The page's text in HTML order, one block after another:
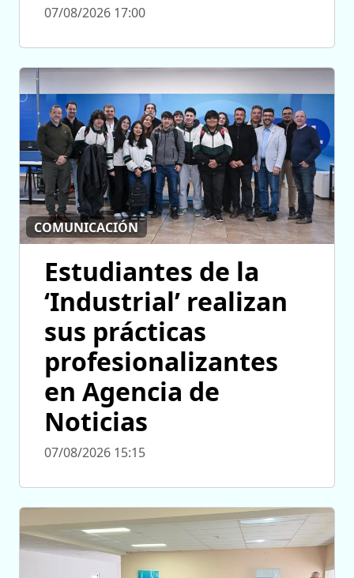
07/08/2026 17:00
COMUNICACIÓN
Estudiantes de la
‘Industrial’ realizan
sus prácticas
profesionalizantes
en Agencia de
Noticias
07/08/2026 15:15